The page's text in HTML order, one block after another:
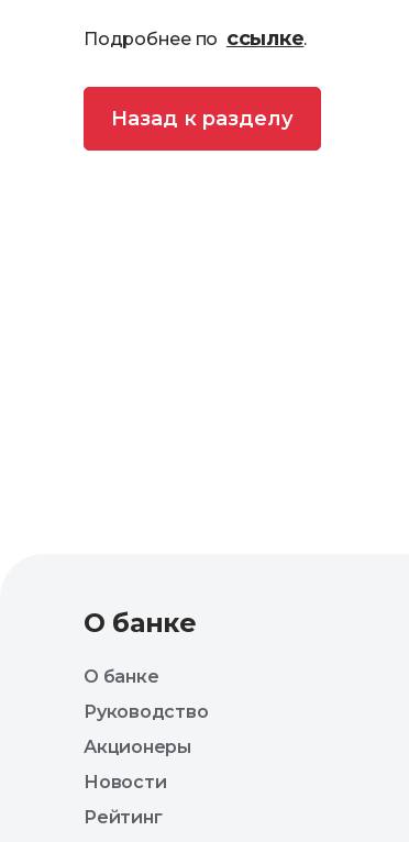
Подробнее по ссылке.
Назад к разделу
О банке
О банке
Руководство
Акционеры
Новости
Рейтинг